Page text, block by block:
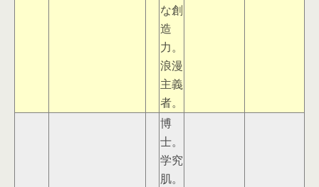
な創
造
力。
浪漫
主義
者。
博
士。
学究
肌。